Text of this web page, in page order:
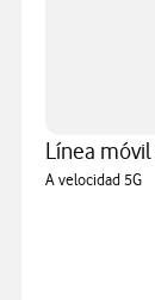
Línea móvil
A velocidad 5G